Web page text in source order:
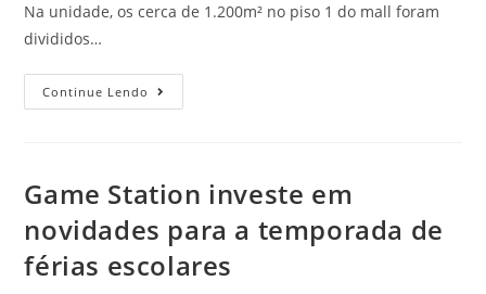
Na unidade, os cerca de 1.200m² no piso 1 do mall foram
divididos…
Continue Lendo
Game Station investe em
novidades para a temporada de
férias escolares